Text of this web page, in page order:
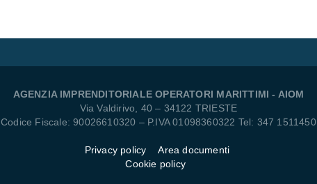
AGENZIA IMPRENDITORIALE OPERATORI MARITTIMI - AIOM
Via Valdirivo, 40 – 34122 TRIESTE
Codice Fiscale: 90026610320 – P.IVA 01098360322 Tel: 347 1511450
Privacy policy
Area documenti
Cookie policy